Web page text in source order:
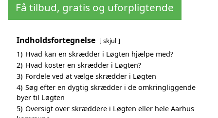
Få tilbud, gratis og uforpligtende
Indholdsfortegnelse skjul
1) Hvad kan en skrædder i Løgten hjælpe med?
2) Hvad koster en skrædder i Løgten?
3) Fordele ved at vælge skrædder i Løgten
4) Søg efter en dygtig skrædder i de omkringliggende
byer til Løgten
5) Oversigt over skræddere i Løgten eller hele Aarhus